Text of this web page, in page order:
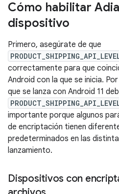
Cómo habilitar
dispositivo
Primero, asegúrate de que
correctamente para que
Android con la que se inicia.
que se lanza con Android 11
importante porque algunos
de encriptación tienen
predeterminados en las
lanzamiento.
Dispositivos con